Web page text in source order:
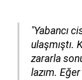
"Yabancı
ulaşmıştı.
zararla
lazım.